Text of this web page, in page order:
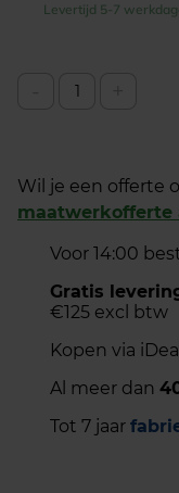
Levertijd 5-7
Wil je een offerte
maatwerkofferte
Voor 14:00
Gratis
€125 excl btw
Kopen via
Al meer dan
Tot 7 jaar